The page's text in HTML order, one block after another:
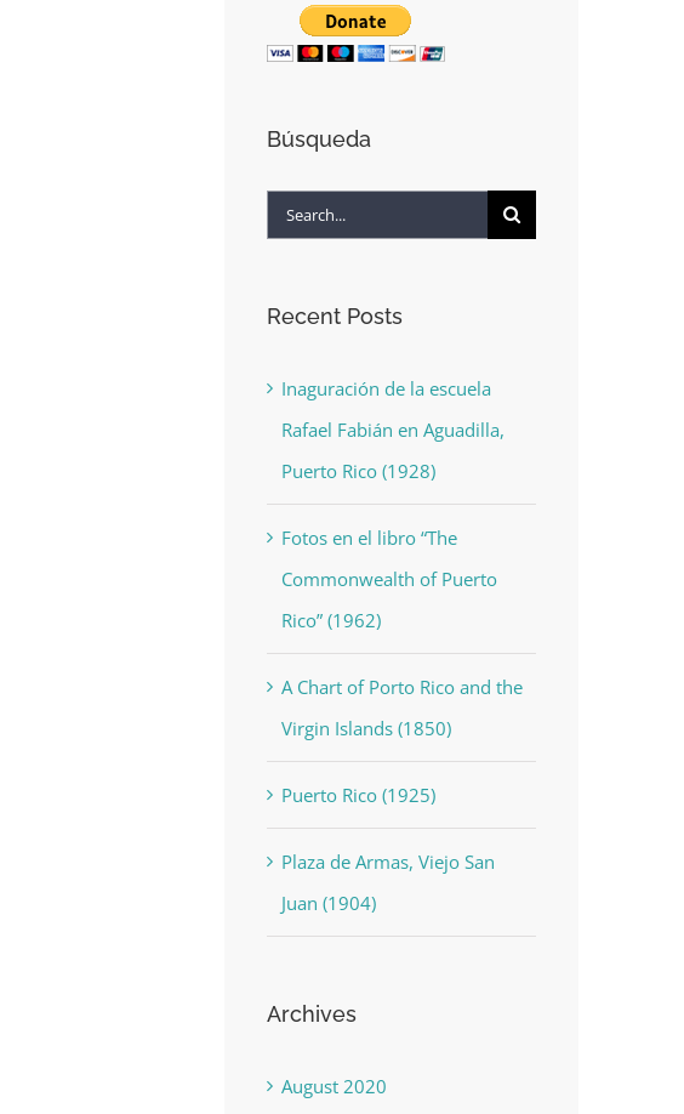
Búsqueda
Search
Recent Posts
Inaguración de la escuela
Rafael Fabián en Aguadilla,
Puerto Rico (1928)
Fotos en el libro “The
Commonwealth of Puerto
Rico” (1962)
A Chart of Porto Rico and the
Virgin Islands (1850)
Puerto Rico (1925)
Plaza de Armas, Viejo San
Juan (1904)
Archives
August 2020